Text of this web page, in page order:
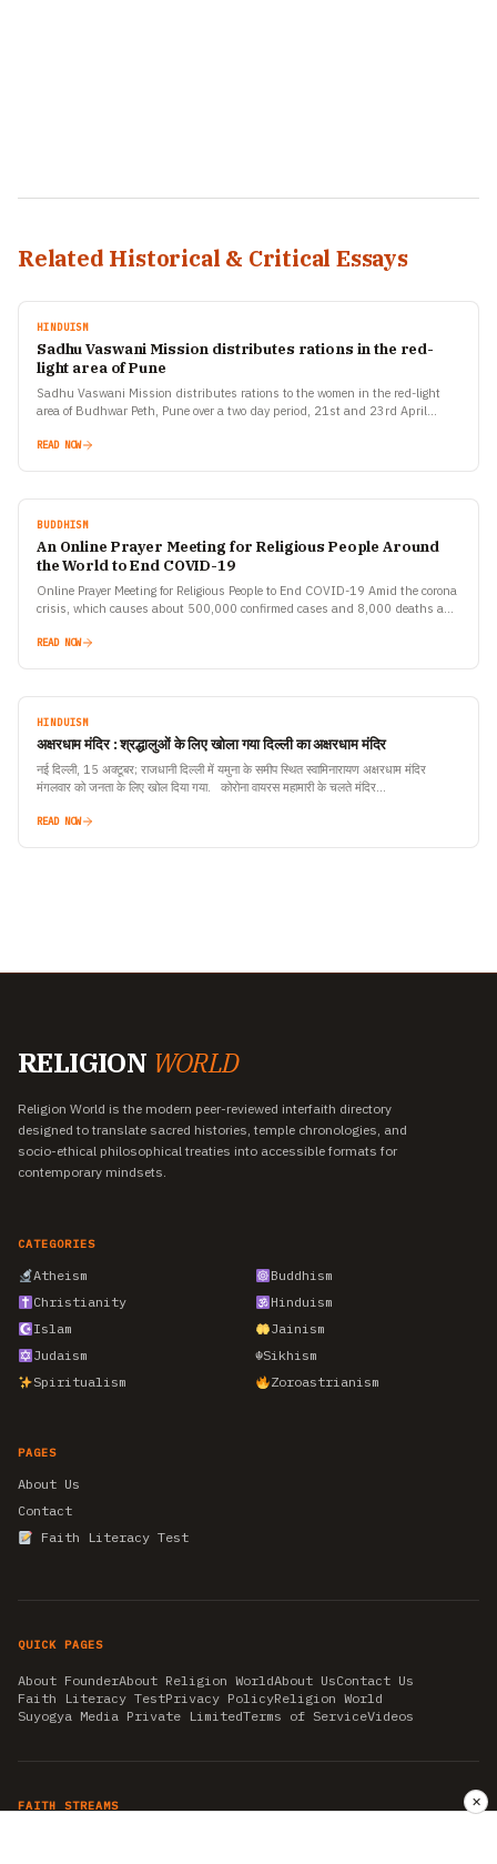
Related Historical & Critical Essays
HINDUISM
Sadhu Vaswani Mission distributes rations in the red-
light area of Pune
Sadhu Vaswani Mission distributes rations to the women in the red-light
area of Budhwar Peth, Pune over a two day period, 21st and 23rd April
READ NOW
BUDDHISM
An Online Prayer Meeting for Religious People Around
the World to End COVID-19
Online Prayer Meeting for Religious People to End COVID-19 Amid the corona
crisis, which causes about 500,000 confirmed cases and 8,000 deaths a
READ NOW
HINDUISM
अक्षरधाम मंदिर : श्रद्धालुओं के लिए खोला गया दिल्ली का अक्षरधाम मंदिर
नई दिल्ली, 15 अक्टूबर; राजधानी दिल्ली में यमुना के समीप स्थित स्वामिनारायण अक्षरधाम मंदिर
मंगलवार को जनता के लिए खोल दिया गया. कोरोना वायरस महामारी के चलते मंदिर…
READ NOW
RELIGION WORLD
Religion World is the modern peer-reviewed interfaith directory
designed to translate sacred histories, temple chronologies, and
socio-ethical philosophical treaties into accessible formats for
contemporary mindsets.
CATEGORIES
Atheism
Buddhism
Christianity
Hinduism
Islam
Jainism
Judaism
☬Sikhism
Spiritualism
Zoroastrianism
PAGES
About Us
Contact
Faith Literacy Test
QUICK PAGES
About FounderAbout Religion WorldAbout UsContact Us
Faith Literacy TestPrivacy PolicyReligion World
Suyogya Media Private LimitedTerms of ServiceVideos
FAITH STREAMS ✕